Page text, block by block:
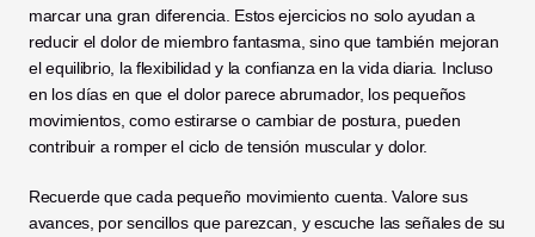
marcar una gran diferencia. Estos ejercicios no solo ayudan a
reducir el dolor de miembro fantasma, sino que también mejoran
el equilibrio, la flexibilidad y la confianza en la vida diaria. Incluso
en los días en que el dolor parece abrumador, los pequeños
movimientos, como estirarse o cambiar de postura, pueden
contribuir a romper el ciclo de tensión muscular y dolor.
Recuerde que cada pequeño movimiento cuenta. Valore sus
avances, por sencillos que parezcan, y escuche las señales de su